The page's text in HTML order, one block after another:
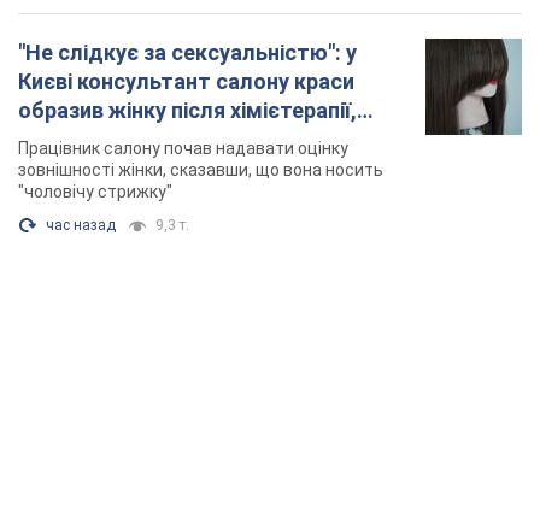
"Не слідкує за сексуальністю": у
Києві консультант салону краси
образив жінку після хімієтерапії,
розгорівся скандал. Фото
Працівник салону почав надавати оцінку
зовнішності жінки, сказавши, що вона носить
"чоловічу стрижку"
час назад 9,3 т.